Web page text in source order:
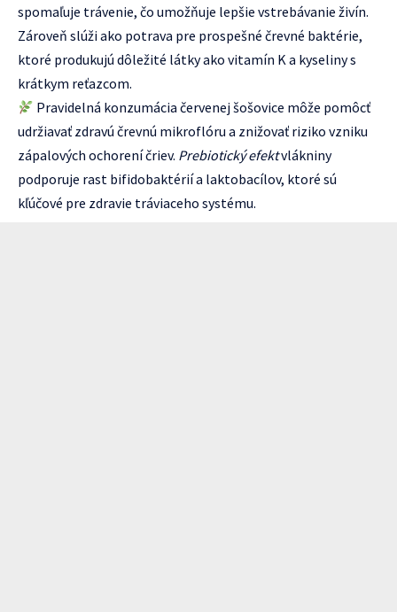
spomaľuje trávenie, čo umožňuje lepšie vstrebávanie živín.
Zároveň slúži ako potrava pre prospešné črevné baktérie,
ktoré produkujú dôležité látky ako vitamín K a kyseliny s
krátkym reťazcom.
Pravidelná konzumácia červenej šošovice môže pomôcť
udržiavať zdravú črevnú mikroflóru a znižovať riziko vzniku
zápalových ochorení čriev. Prebiotický efektvlákniny
podporuje rast bifidobaktérií a laktobacílov, ktoré sú
kľúčové pre zdravie tráviaceho systému.